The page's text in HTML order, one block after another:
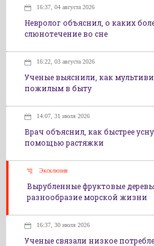
16:37, 04 августа 2026
Невролог объяснил, о каких
слюнотечение во сне
16:22, 03 августа 2026
Ученые выяснили, как
пожилым в быту
14:07, 31 июля 2026
Врач объяснил, как быстрее
помощью растяжки
Эксклюзив
Вырубленные фруктовые
разнообразие морской жизни
16:37, 30 июля 2026
Ученые связали низкое